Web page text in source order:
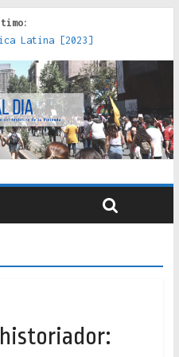
Latina [2023]
de los Estados :
[2022]
acero : hacia una teoría
[2020]
adecuada [2019]
del Seguro Obrero en
[2014]